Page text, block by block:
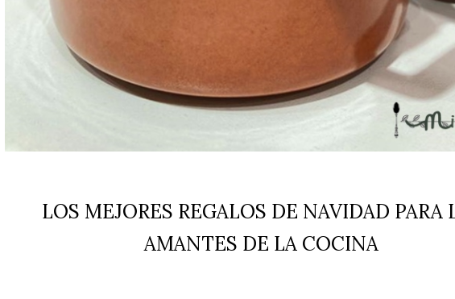
LOS MEJORES REGALOS DE NAVIDAD PARA
AMANTES DE LA COCINA